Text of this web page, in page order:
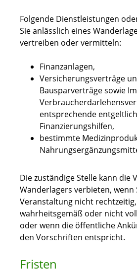
Folgende Dienstleistungen
Sie anlässlich eines
vertreiben oder vermitteln:
Finanzanlagen,
Versicherungsverträge
Bausparverträge sowie
entsprechende
Finanzierungshilfen,
bestimmte
Die zuständige Stelle kann die
Wanderlagers verbieten, wenn
Veranstaltung nicht
wahrheitsgemäß oder nicht
oder wenn die öffentliche
den Vorschriften entspricht.
Fristen